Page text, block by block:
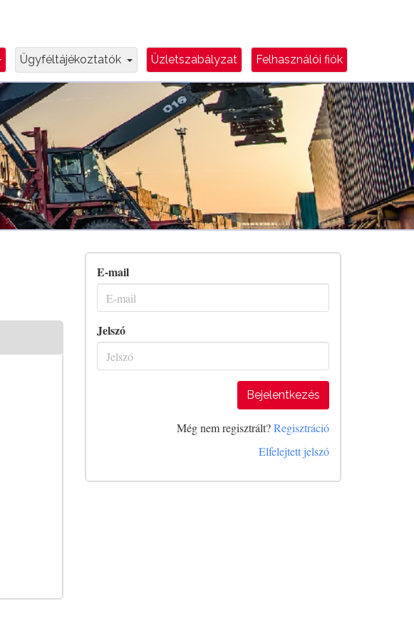
Dropdown Toggle
Ügyféltájékoztatók Dropdown Toggle
Üzletszabályzat Felhasználói fiók
E-mail
Jelszó
Bejelentkezés
Még nem regisztrált?Regisztráció
Elfelejtett jelszó